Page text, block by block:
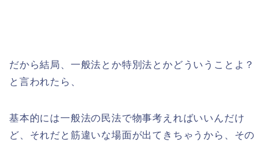
だから結局、一般法とか特別法とかどういうことよ？
と言われたら、
基本的には一般法の民法で物事考えればいいんだけ
ど、それだと筋違いな場面が出てきちゃうから、その